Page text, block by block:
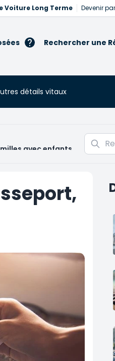
Voiture Long Terme Devenir
Rechercher une
détails vitaux
avec enfants